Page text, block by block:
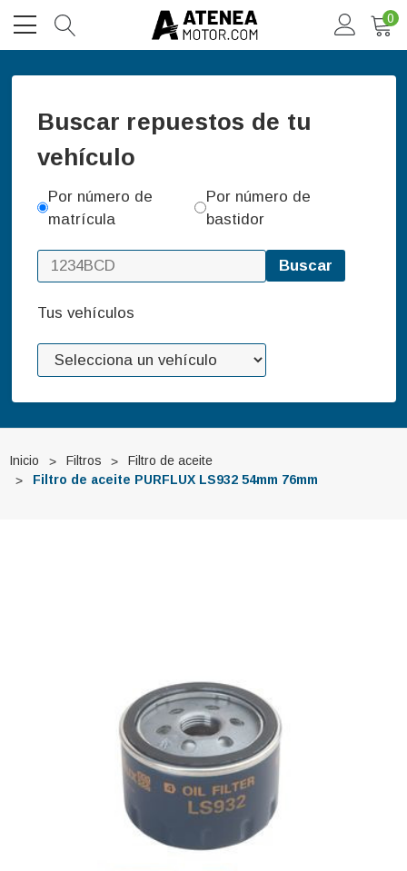
0
Buscar repuestos de tu
vehículo
Por número de
matrícula
Por número de
bastidor
Buscar
Tus vehículos
Inicio Filtros
Filtro de aceite
Filtro de aceite PURFLUX LS932 54mm 76mm